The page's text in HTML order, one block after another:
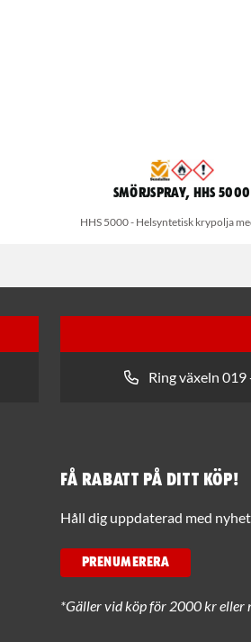
Smörjspray, HHS 5000
HHS 5000 - Helsyntetisk krypolja
Ring växeln 019
Få rabatt på ditt köp!
Håll dig uppdaterad med
PRENUMERERA
*Gäller vid köp för 2000 kr eller